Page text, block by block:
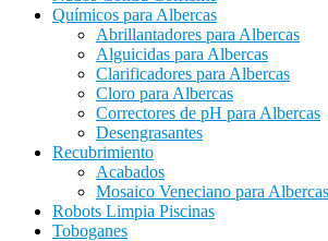
Químicos para Albercas
Abrillantadores para Albercas
Alguicidas para Albercas
Clarificadores para Albercas
Cloro para Albercas
Correctores de pH para Albercas
Desengrasantes
Recubrimiento
Acabados
Mosaico Veneciano para Albercas
Robots Limpia Piscinas
Toboganes